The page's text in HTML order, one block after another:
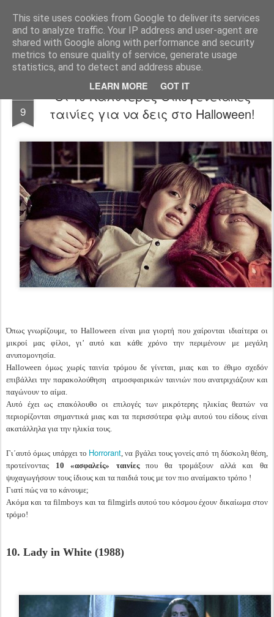
This site uses cookies from Google to deliver its services
and to analyze traffic. Your IP address and user-agent are
shared with Google along with performance and security
metrics to ensure quality of service, generate usage
statistics, and to detect and address abuse.
LEARN MORE GOT IT
FilmBoy
9
Οι 10 Καλύτερες Οικογενειακές
ταινίες για να δεις στο Halloween!
Όπως γνωρίζουμε, το Halloween είναι μια γιορτή που χαίρονται ιδιαίτερα οι
μικροί μας φίλοι, γι’ αυτό και κάθε χρόνο την περιμένουν με μεγάλη
ανυπομονησία.
Halloween όμως χωρίς ταινία τρόμου δε γίνεται, μιας και το έθιμο σχεδόν
επιβάλλει την παρακολούθηση ατμοσφαιρικών ταινιών που ανατριχιάζουν και
παγώνουν το αίμα.
Αυτό έχει ως επακόλουθο οι επιλογές των μικρότερης ηλικίας θεατών να
περιορίζονται σημαντικά μιας και τα περισσότερα φιλμ αυτού του είδους είναι
ακατάλληλα για την ηλικία τους.
Γι΄αυτό όμως υπάρχει το Horrorant , να βγάλει τους γονείς από τη δύσκολη θέση,
προτείνοντας 10 «ασφαλείς» ταινίεςπου θα τρομάξουν αλλά και θα
ψυχαγωγήσουν τους ίδιους και τα παιδιά τους με τον πιο αναίμακτο τρόπο !
Γιατί πώς να το κάνουμε;
Ακόμα και τα filmboys και τα filmgirls αυτού του κόσμου έχουν δικαίωμα στον
τρόμο!
10. Lady in White (1988)